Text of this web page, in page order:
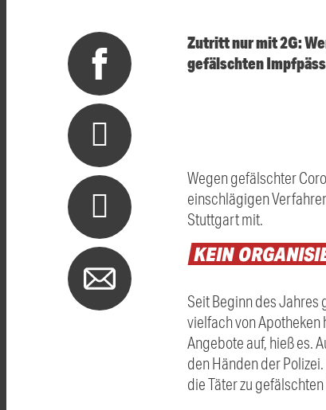
Zutritt nur mit 2G:
gefälschten
Wegen gefälschter
einschlägigen
Stuttgart mit.
KEIN
Seit Beginn des Jahres
vielfach von
Angebote auf, hieß es.
den Händen der
die Täter zu